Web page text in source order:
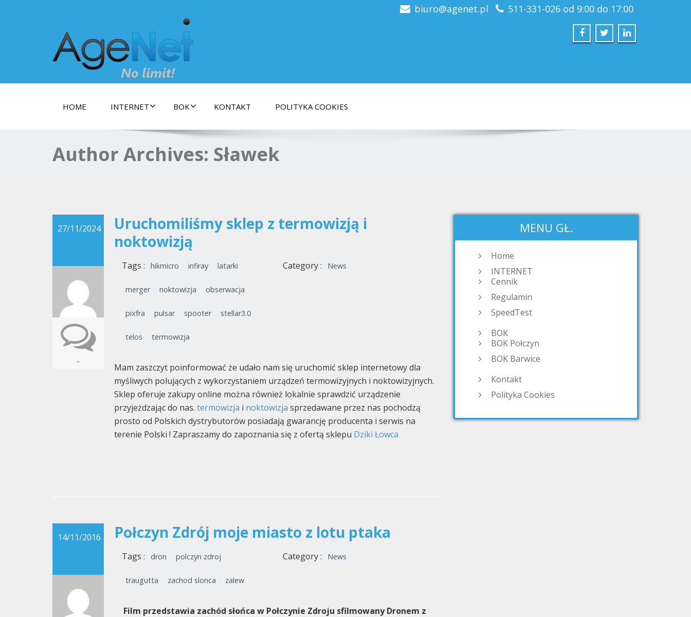
Gwarancją prędkości !
biuro@agenet.pl 511-331-026 od 9:00 do 17:00
HOME INTERNET BOK KONTAKT POLITYKA COOKIES
Author Archives: Sławek
27/11/2024
-
Uruchomiliśmy sklep z termowizją i
noktowizją
Tags : hikmicro infiray latarki
merger noktowizja obserwacja
pixfra pulsar spooter stellar3.0
telos termowizja
Category : News
Mam zaszczyt poinformować że udało nam się uruchomić sklep internetowy dla
myśliwych polujących z wykorzystaniem urządzeń termowizyjnych i noktowizyjnych.
Sklep oferuje zakupy online można również lokalnie sprawdzić urządzenie
przyjeżdzając do nas. termowizja i noktowizja sprzedawane przez nas pochodzą
prosto od Polskich dystrybutorów posiadają gwarancję producenta i serwis na
terenie Polski ! Zapraszamy do zapoznania się z ofertą sklepu Dziki Łowca
14/11/2016 Połczyn Zdrój moje miasto z lotu ptaka
Tags : dron polczyn zdroj
traugutta zachod slonca zalew
Category : News
Film przedstawia zachód słońca w Połczynie Zdroju sfilmowany Dronem z
MENU GŁ.
Home
INTERNET
Cennik
Regulamin
SpeedTest
BOK
BOK Połczyn
BOK Barwice
Kontakt
Polityka Cookies